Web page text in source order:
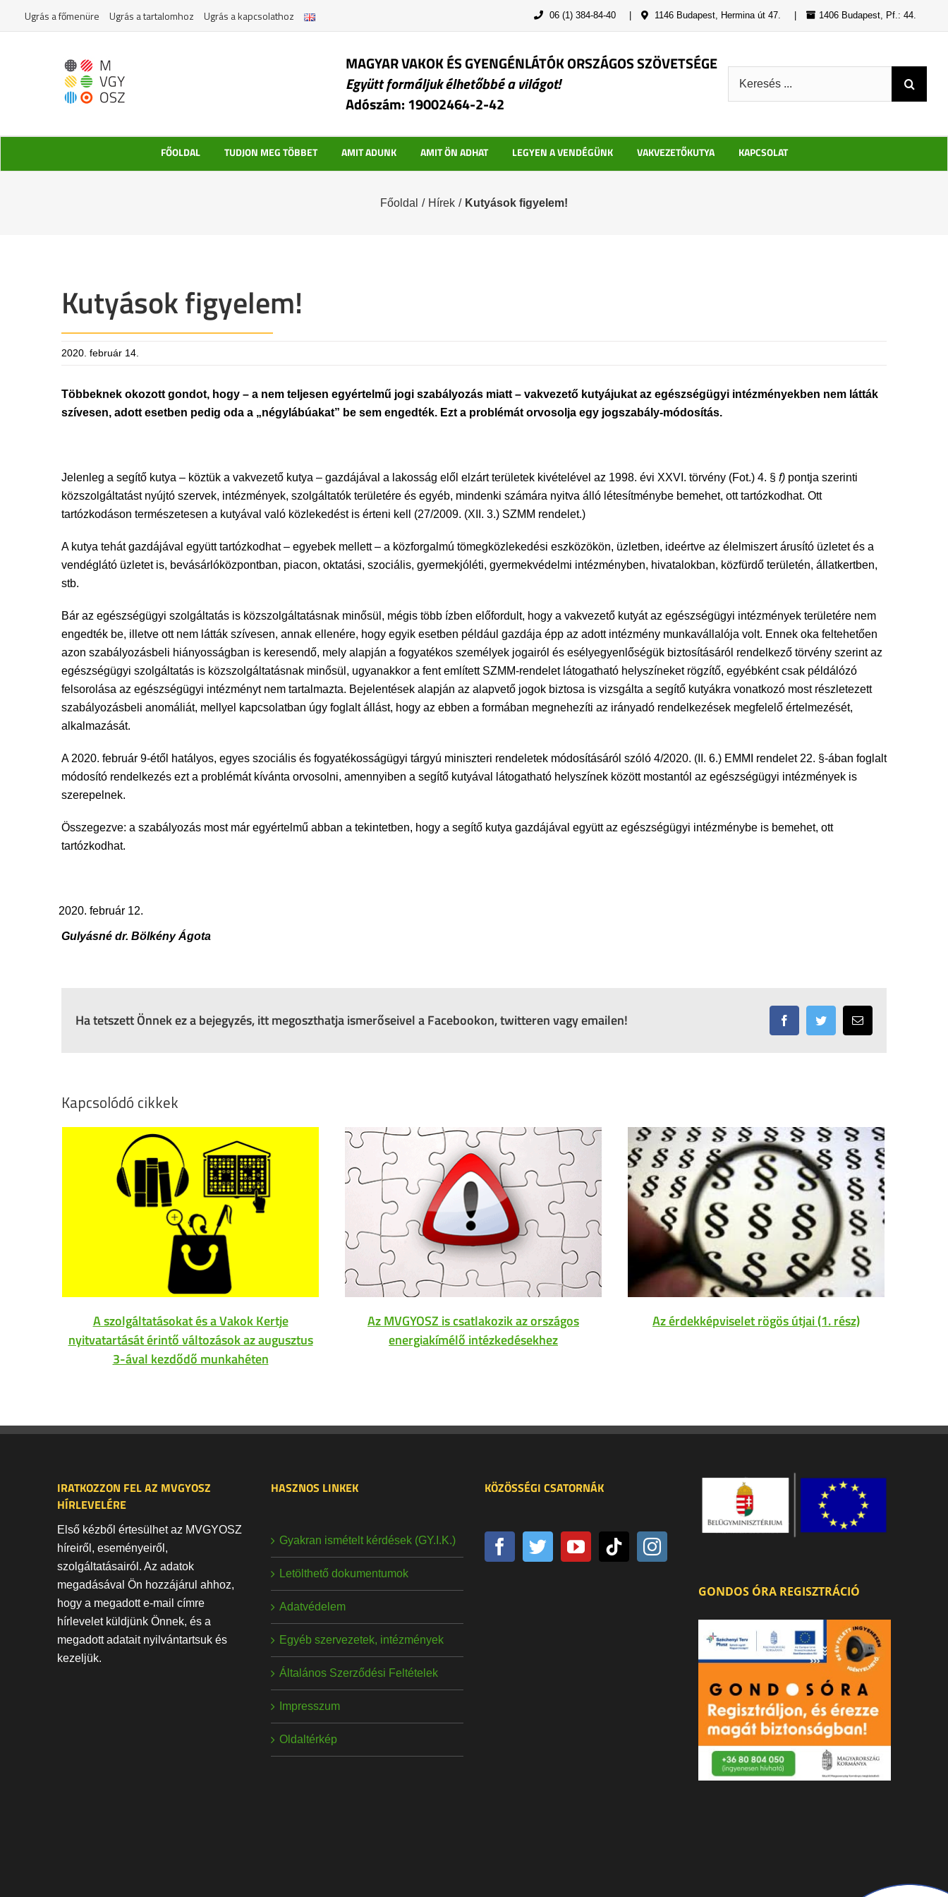
Ugrás a főmenüre Ugrás a tartalomhoz Ugrás a kapcsolathoz 06 (1) 384-84-40 1146 Budapest, Hermina út 47. 1406 Budapest, Pf.: 44.
MAGYAR VAKOK ÉS GYENGÉNLÁTÓK ORSZÁGOS SZÖVETSÉGE
Együtt formáljuk élhetőbbé a világot!
Adószám: 19002464-2-42
FŐOLDAL TUDJON MEG TÖBBET AMIT ADUNK AMIT ÖN ADHAT LEGYEN A VENDÉGÜNK VAKVEZETŐKUTYA KAPCSOLAT
Főoldal / Hírek / Kutyások figyelem!
Kutyások figyelem!
2020. február 14.
Többeknek okozott gondot, hogy – a nem teljesen egyértelmű jogi szabályozás miatt – vakvezető kutyájukat az egészségügyi intézményekben nem látták
szívesen, adott esetben pedig oda a „négylábúakat” be sem engedték. Ezt a problémát orvosolja egy jogszabály-módosítás.
Jelenleg a segítő kutya – köztük a vakvezető kutya – gazdájával a lakosság elől elzárt területek kivételével az 1998. évi XXVI. törvény (Fot.) 4. § f) pontja szerinti
közszolgáltatást nyújtó szervek, intézmények, szolgáltatók területére és egyéb, mindenki számára nyitva álló létesítménybe bemehet, ott tartózkodhat. Ott
tartózkodáson természetesen a kutyával való közlekedést is érteni kell (27/2009. (XII. 3.) SZMM rendelet.)
A kutya tehát gazdájával együtt tartózkodhat – egyebek mellett – a közforgalmú tömegközlekedési eszközökön, üzletben, ideértve az élelmiszert árusító üzletet és a
vendéglátó üzletet is, bevásárlóközpontban, piacon, oktatási, szociális, gyermekjóléti, gyermekvédelmi intézményben, hivatalokban, közfürdő területén, állatkertben,
stb.
Bár az egészségügyi szolgáltatás is közszolgáltatásnak minősül, mégis több ízben előfordult, hogy a vakvezető kutyát az egészségügyi intézmények területére nem
engedték be, illetve ott nem látták szívesen, annak ellenére, hogy egyik esetben például gazdája épp az adott intézmény munkavállalója volt. Ennek oka feltehetően
azon szabályozásbeli hiányosságban is keresendő, mely alapján a fogyatékos személyek jogairól és esélyegyenlőségük biztosításáról rendelkező törvény szerint az
egészségügyi szolgáltatás is közszolgáltatásnak minősül, ugyanakkor a fent említett SZMM-rendelet látogatható helyszíneket rögzítő, egyébként csak példálózó
felsorolása az egészségügyi intézményt nem tartalmazta. Bejelentések alapján az alapvető jogok biztosa is vizsgálta a segítő kutyákra vonatkozó most részletezett
szabályozásbeli anomáliát, mellyel kapcsolatban úgy foglalt állást, hogy az ebben a formában megnehezíti az irányadó rendelkezések megfelelő értelmezését,
alkalmazását.
A 2020. február 9-étől hatályos, egyes szociális és fogyatékosságügyi tárgyú miniszteri rendeletek módosításáról szóló 4/2020. (II. 6.) EMMI rendelet 22. §-ában foglalt
módosító rendelkezés ezt a problémát kívánta orvosolni, amennyiben a segítő kutyával látogatható helyszínek között mostantól az egészségügyi intézmények is
szerepelnek.
Összegezve: a szabályozás most már egyértelmű abban a tekintetben, hogy a segítő kutya gazdájával együtt az egészségügyi intézménybe is bemehet, ott
tartózkodhat.
február 12.
Gulyásné dr. Bölkény Ágota
Ha tetszett Önnek ez a bejegyzés, itt megoszthatja ismerőseivel a Facebookon, twitteren vagy emailen! FacebookTwitter Email:
Kapcsolódó cikkek
A szolgáltatásokat és a Vakok Kertje
nyitvatartását érintő változások az augusztus
3-ával kezdődő munkahéten
Az MVGYOSZ is csatlakozik az országos
energiakímélő intézkedésekhez
Az érdekképviselet rögös útjai (1. rész)
IRATKOZZON FEL AZ MVGYOSZ
HÍRLEVELÉRE
Első kézből értesülhet az MVGYOSZ
híreiről, eseményeiről,
szolgáltatásairól. Az adatok
megadásával Ön hozzájárul ahhoz,
hogy a megadott e-mail címre
hírlevelet küldjünk Önnek, és a
megadott adatait nyilvántartsuk és
kezeljük.
HASZNOS LINKEK
Gyakran ismételt kérdések (GY.I.K.)
Letölthető dokumentumok
Adatvédelem
Egyéb szervezetek, intézmények
Általános Szerződési Feltételek
Impresszum
Oldaltérkép
KÖZÖSSÉGI CSATORNÁK
GONDOS ÓRA REGISZTRÁCIÓ